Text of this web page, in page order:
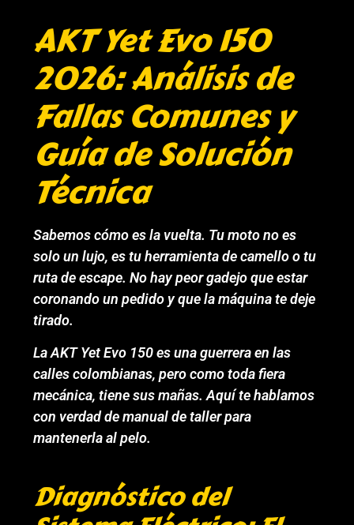
AKT Yet Evo 150
2026: Análisis de
Fallas Comunes y
Guía de Solución
Técnica
Sabemos cómo es la vuelta. Tu moto no es
solo un lujo, es tu herramienta de camello o tu
ruta de escape. No hay peor gadejo que estar
coronando un pedido y que la máquina te deje
tirado.
La AKT Yet Evo 150 es una guerrera en las
calles colombianas, pero como toda fiera
mecánica, tiene sus mañas. Aquí te hablamos
con verdad de manual de taller para
mantenerla al pelo.
Diagnóstico del